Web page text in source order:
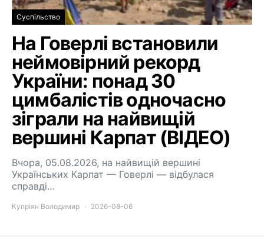
Суспільство
На Говерлі встановили
неймовірний рекорд
України: понад 30
цимбалістів одночасно
зіграли на найвищій
вершині Карпат (ВІДЕО)
Вчора, 05.08.2026, на найвищій вершині
Українських Карпат — Говерлі — відбулася
справді…
Купріян Володимир 2026-08-06